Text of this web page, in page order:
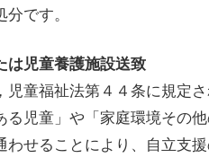
です。
児童養護施設送致
児童福祉法第４４条に規定
る児童」や「家庭環境その
わせることにより、自立支